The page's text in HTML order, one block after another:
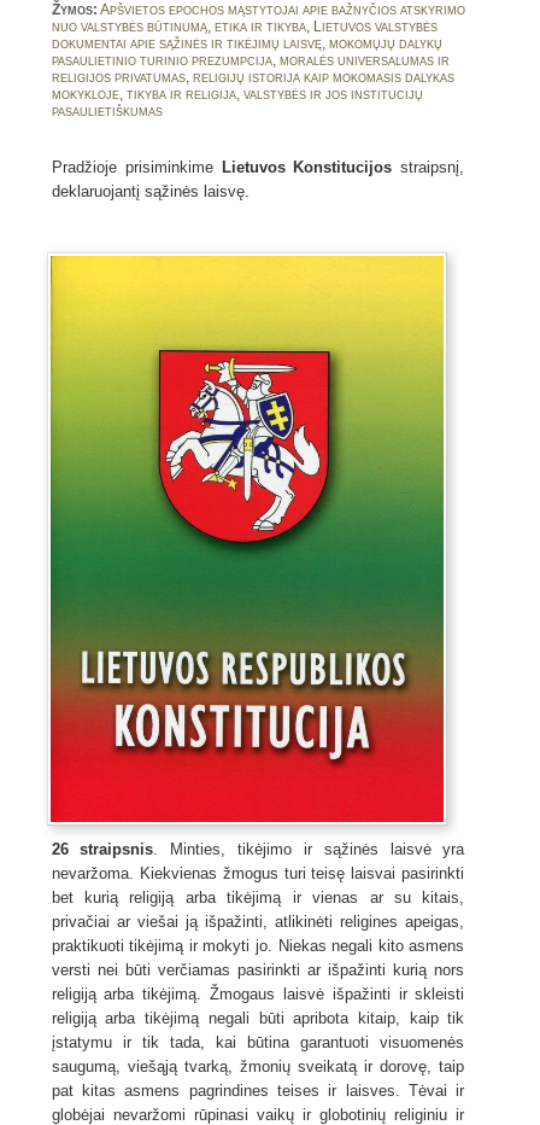
Žymos: Apšvietos epochos mąstytojai apie bažnyčios atskyrimo
nuo valstybės būtinumą, etika ir tikyba, Lietuvos valstybės
dokumentai apie sąžinės ir tikėjimų laisvę, mokomųjų dalykų
pasaulietinio turinio prezumpcija, moralės universalumas ir
religijos privatumas, religijų istorija kaip mokomasis dalykas
mokykloje, tikyba ir religija, valstybės ir jos institucijų
pasaulietiškumas
Pradžioje prisiminkimeLietuvos Konstitucijosstraipsnį,
deklaruojantį sąžinės laisvę.
26 straipsnis . Minties, tikėjimo ir sąžinės laisvė yra
nevaržoma. Kiekvienas žmogus turi teisę laisvai pasirinkti
bet kurią religiją arba tikėjimą ir vienas ar su kitais,
privačiai ar viešai ją išpažinti, atlikinėti religines apeigas,
praktikuoti tikėjimą ir mokyti jo. Niekas negali kito asmens
versti nei būti verčiamas pasirinkti ar išpažinti kurią nors
religiją arba tikėjimą. Žmogaus laisvė išpažinti ir skleisti
religiją arba tikėjimą negali būti apribota kitaip, kaip tik
įstatymu ir tik tada, kai būtina garantuoti visuomenės
saugumą, viešąją tvarką, žmonių sveikatą ir dorovę, taip
pat kitas asmens pagrindines teises ir laisves. Tėvai ir
globėjai nevaržomi rūpinasi vaikų ir globotinių religiniu ir